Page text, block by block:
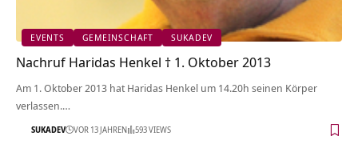
EVENTS GEMEINSCHAFT SUKADEV
Nachruf Haridas Henkel † 1. Oktober 2013
Am 1. Oktober 2013 hat Haridas Henkel um 14.20h seinen Körper
verlassen.…
SUKADEV VOR 13 JAHREN 593 VIEWS